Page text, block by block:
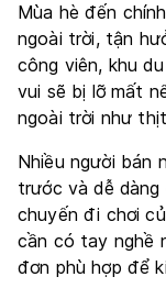
Mùa hè đến
ngoài trời, tận
công viên, khu
vui sẽ bị lỡ mất
ngoài trời như
Nhiều người bán
trước và dễ
chuyến đi chơi
cần có tay nghề
đơn phù hợp để